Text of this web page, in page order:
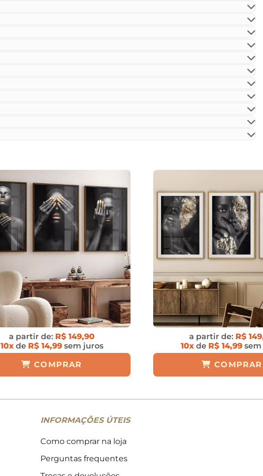
a partir de: R$ 149,90
10xde R$ 14,99sem juros
COMPRAR
a partir de: R$
10xde R$ 14,99sem
COMPRAR
INFORMAÇÕES ÚTEIS
Como comprar na loja
Perguntas frequentes